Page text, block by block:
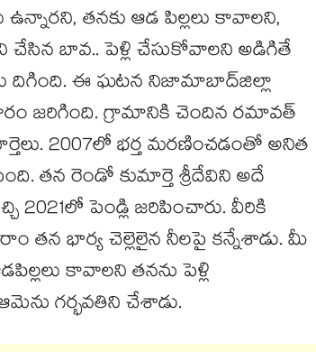
తనకు ఆడ పిల్లలు కావాలని,
చేసిన బావ.. పెళ్లి చేసుకోవాలని అడిగితే
దిగింది. ఈ ఘటన నిజామాబాద్​జిల్లా
జరిగింది. గ్రామానికి చెందిన రమావత్
2007లో భర్త మరణించడంతో అనిత
తన రెండో కుమార్తె శ్రీదేవిని అదే
పెండ్లి జరిపించారు. వీరికి
తన భార్య చెల్లెలైన నీలపై కన్నేశాడు. మీ
కావాలని తనను పెళ్లి
గర్భవతిని చేశాడు.